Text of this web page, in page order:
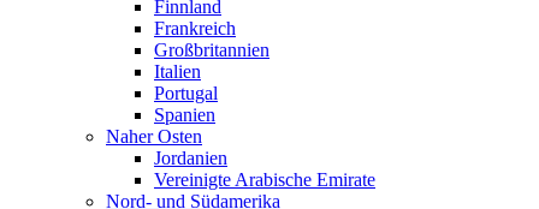
Finnland
Frankreich
Großbritannien
Italien
Portugal
Spanien
Naher Osten
Jordanien
Vereinigte Arabische Emirate
Nord- und Südamerika